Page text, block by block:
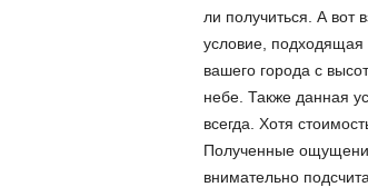
ли получиться. А вот
условие, подходящая
вашего города с
небе. Также данная
всегда. Хотя
Полученные
внимательно